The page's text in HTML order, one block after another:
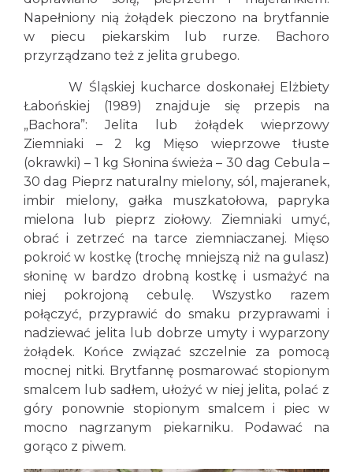
Napełniony nią żołądek pieczono na brytfannie
w piecu piekarskim lub rurze. Bachoro
przyrządzano też z jelita grubego.
W Śląskiej kucharce doskonałej Elżbiety
Łabońskiej (1989) znajduje się przepis na
„Bachora”: Jelita lub żołądek wieprzowy
Ziemniaki – 2 kg Mięso wieprzowe tłuste
(okrawki) – 1 kg Słonina świeża – 30 dag Cebula –
30 dag Pieprz naturalny mielony, sól, majeranek,
imbir mielony, gałka muszkatołowa, papryka
mielona lub pieprz ziołowy. Ziemniaki umyć,
obrać i zetrzeć na tarce ziemniaczanej. Mięso
pokroić w kostkę (trochę mniejszą niż na gulasz)
słoninę w bardzo drobną kostkę i usmażyć na
niej pokrojoną cebulę. Wszystko razem
połączyć, przyprawić do smaku przyprawami i
nadziewać jelita lub dobrze umyty i wyparzony
żołądek. Końce związać szczelnie za pomocą
mocnej nitki. Brytfannę posmarować stopionym
smalcem lub sadłem, ułożyć w niej jelita, polać z
góry ponownie stopionym smalcem i piec w
mocno nagrzanym piekarniku. Podawać na
gorąco z piwem.